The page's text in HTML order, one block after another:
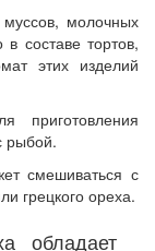
молочных
составе тортов,
этих изделий
приготовления
рыбой.
смешиваться с
грецкого ореха.
обладает